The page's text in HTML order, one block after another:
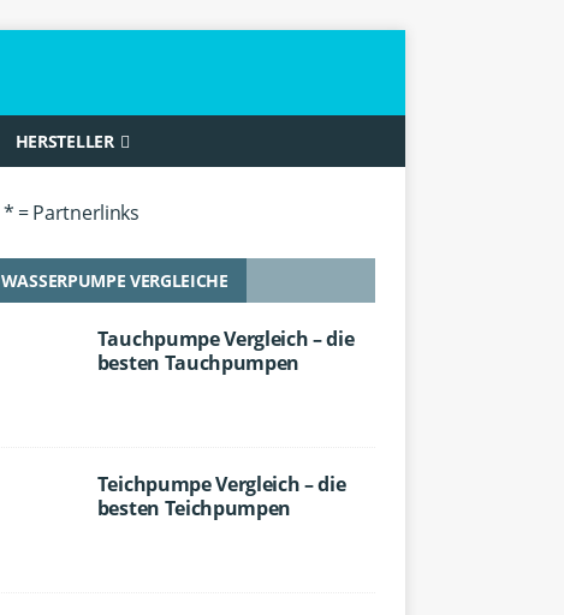
HERSTELLER
* = Partnerlinks
WASSERPUMPE VERGLEICHE
Tauchpumpe Vergleich – die
besten Tauchpumpen
Teichpumpe Vergleich – die
besten Teichpumpen